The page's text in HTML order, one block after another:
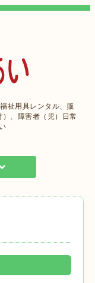
祉用具レンタル、販
、障害者（児）日常